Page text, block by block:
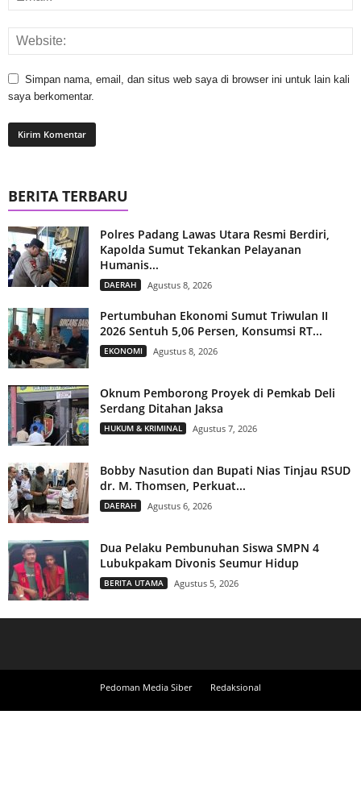
Simpan nama, email, dan situs web saya di browser ini untuk lain kali
saya berkomentar.
BERITA TERBARU
Polres Padang Lawas Utara Resmi Berdiri,
Kapolda Sumut Tekankan Pelayanan
Humanis...
DAERAH Agustus 8, 2026
Pertumbuhan Ekonomi Sumut Triwulan II
2026 Sentuh 5,06 Persen, Konsumsi RT...
EKONOMI Agustus 8, 2026
Oknum Pemborong Proyek di Pemkab Deli
Serdang Ditahan Jaksa
HUKUM & KRIMINAL Agustus 7, 2026
Bobby Nasution dan Bupati Nias Tinjau RSUD
dr. M. Thomsen, Perkuat...
DAERAH Agustus 6, 2026
Dua Pelaku Pembunuhan Siswa SMPN 4
Lubukpakam Divonis Seumur Hidup
BERITA UTAMA Agustus 5, 2026
Pedoman Media Siber Redaksional